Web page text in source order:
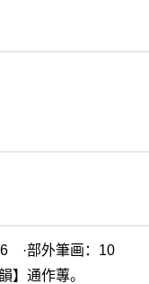
·部外筆画：10
】通作蓴。